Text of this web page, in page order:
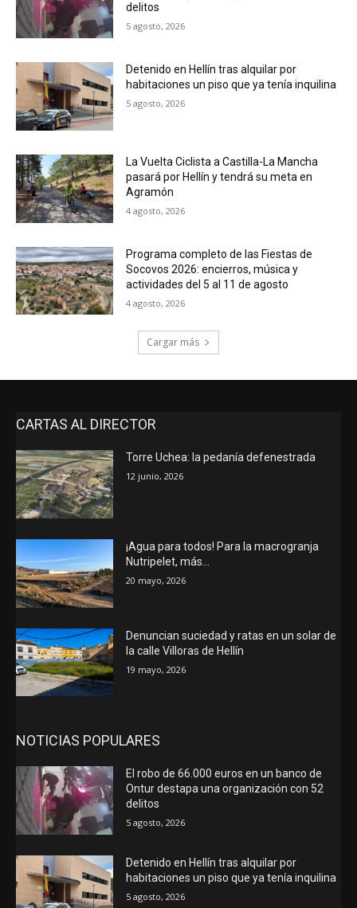
delitos
5 agosto, 2026
Detenido en Hellín tras alquilar por
habitaciones un piso que ya tenía inquilina
5 agosto, 2026
La Vuelta Ciclista a Castilla-La Mancha
pasará por Hellín y tendrá su meta en
Agramón
4 agosto, 2026
Programa completo de las Fiestas de
Socovos 2026: encierros, música y
actividades del 5 al 11 de agosto
4 agosto, 2026
Cargar más
CARTAS AL DIRECTOR
Torre Uchea: la pedanía defenestrada
12 junio, 2026
¡Agua para todos! Para la macrogranja
Nutripelet, más…
20 mayo, 2026
Denuncian suciedad y ratas en un solar de
la calle Villoras de Hellín
19 mayo, 2026
NOTICIAS POPULARES
El robo de 66.000 euros en un banco de
Ontur destapa una organización con 52
delitos
5 agosto, 2026
Detenido en Hellín tras alquilar por
habitaciones un piso que ya tenía inquilina
5 agosto, 2026